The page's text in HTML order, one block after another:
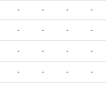
- - - -
- - - -
- - - -
- - - -